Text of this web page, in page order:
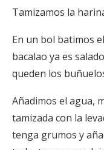
Tamizamos la
En un bol batimos
bacalao ya es
queden los
Añadimos el agua,
tamizada con la
tenga grumos y